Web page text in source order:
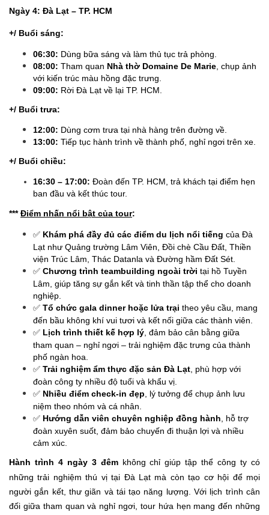
Ngày 4: Đà Lạt – TP. HCM
+/ Buổi sáng:
06:30: Dùng bữa sáng và làm thủ tục trả phòng.
08:00: Tham quan Nhà thờ Domaine De Marie , chụp ảnh
với kiến trúc màu hồng đặc trưng.
09:00: Rời Đà Lạt về lại TP. HCM.
+/ Buổi trưa:
12:00: Dùng cơm trưa tại nhà hàng trên đường về.
13:00: Tiếp tục hành trình về thành phố, nghỉ ngơi trên xe.
+/ Buổi chiều:
16:30 – 17:00: Đoàn đến TP. HCM, trả khách tại điểm hẹn
ban đầu và kết thúc tour.
***Điểm nhấn nổi bật của tour:
✅ Khám phá đầy đủ các điểm du lịch nổi tiếng của Đà
Lạt như Quảng trường Lâm Viên, Đồi chè Cầu Đất, Thiền
viện Trúc Lâm, Thác Datanla và Đường hầm Đất Sét.
✅ Chương trình teambuilding ngoài trời tại hồ Tuyền
Lâm, giúp tăng sự gắn kết và tinh thần tập thể cho doanh
nghiệp.
✅ Tổ chức gala dinner hoặc lửa trại theo yêu cầu, mang
đến bầu không khí vui tươi và kết nối giữa các thành viên.
✅ Lịch trình thiết kế hợp lý , đảm bảo cân bằng giữa
tham quan – nghỉ ngơi – trải nghiệm đặc trưng của thành
phố ngàn hoa.
✅ Trải nghiệm ẩm thực đặc sản Đà Lạt , phù hợp với
đoàn công ty nhiều độ tuổi và khẩu vị.
✅ Nhiều điểm check-in đẹp , lý tưởng để chụp ảnh lưu
niệm theo nhóm và cá nhân.
✅ Hướng dẫn viên chuyên nghiệp đồng hành , hỗ trợ
đoàn xuyên suốt, đảm bảo chuyến đi thuận lợi và nhiều
cảm xúc.
Hành trình 4 ngày 3 đêmkhông chỉ giúp tập thể công ty có
những trải nghiệm thú vị tại Đà Lạt mà còn tạo cơ hội để mọi
người gắn kết, thư giãn và tái tạo năng lượng. Với lịch trình cân
đối giữa tham quan và nghỉ ngơi, tour hứa hẹn mang đến những